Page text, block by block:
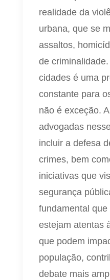
realidade da
urbana, que se
assaltos,
de
cidades é uma
constante para
não é exceção.
advogadas
incluir a defesa
crimes, bem
iniciativas que
segurança
fundamental
estejam atentas
que podem
população,
debate mais